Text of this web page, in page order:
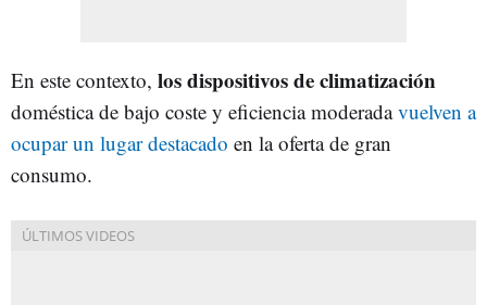
En este contexto, los dispositivos de climatización
doméstica de bajo coste y eficiencia moderadavuelven a
ocupar un lugar destacado en la oferta de gran
consumo.